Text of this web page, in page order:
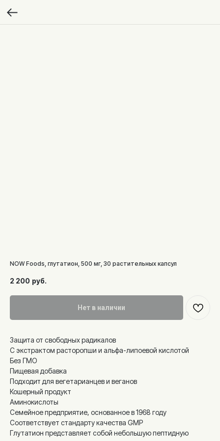
NOW Foods, глутатион, 500 мг, 30 растительных капсул
2 200 руб.
Нет в наличии
Защита от свободных радикалов
С экстрактом расторопши и альфа-липоевой кислотой
Без ГМО
Пищевая добавка
Подходит для вегетарианцев и веганов
Кошерный продукт
Аминокислоты
Семейное предприятие, основанное в 1968 году
Соответствует стандарту качества GMP
Глутатион представляет собой небольшую пептидную